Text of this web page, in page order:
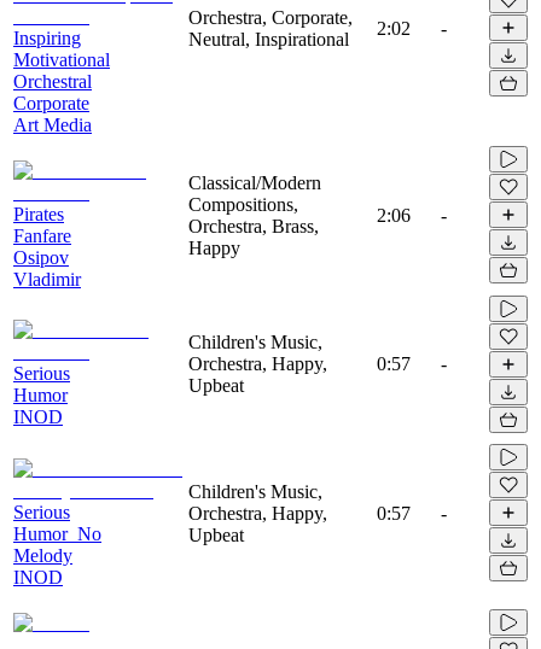
Inspiring
Motivational
Orchestral
Corporate
Art Media
Orchestra, Corporate,
Neutral, Inspirational
2:02 -
Pirates
Fanfare
Osipov
Vladimir
Classical/Modern
Compositions,
Orchestra, Brass,
Happy
2:06 -
Serious
Humor
INOD
Children's Music,
Orchestra, Happy,
Upbeat
0:57 -
Serious
Humor_No
Melody
INOD
Children's Music,
Orchestra, Happy,
Upbeat
0:57 -